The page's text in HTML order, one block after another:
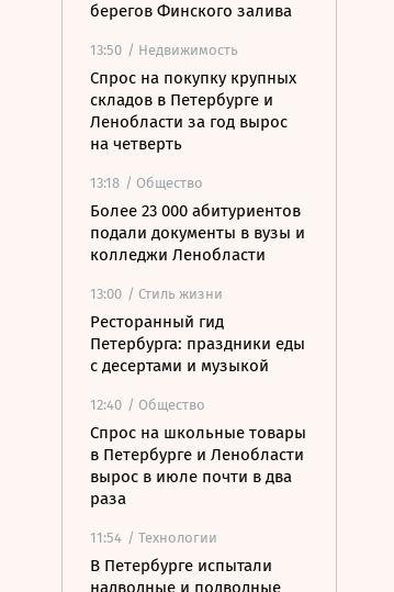
берегов Финского залива
13:50 / Недвижимость
Спрос на покупку крупных
складов в Петербурге и
Ленобласти за год вырос
на четверть
13:18 / Общество
Более 23 000 абитуриентов
подали документы в вузы и
колледжи Ленобласти
13:00 / Стиль жизни
Ресторанный гид
Петербурга: праздники еды
с десертами и музыкой
12:40 / Общество
Спрос на школьные товары
в Петербурге и Ленобласти
вырос в июле почти в два
раза
11:54 / Технологии
В Петербурге испытали
надводные и подводные